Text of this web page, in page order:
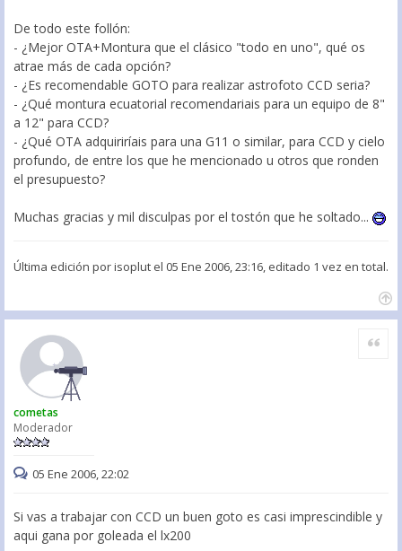
De todo este follón:
- ¿Mejor OTA+Montura que el clásico "todo en uno", qué os
atrae más de cada opción?
- ¿Es recomendable GOTO para realizar astrofoto CCD seria?
- ¿Qué montura ecuatorial recomendariais para un equipo de 8"
a 12" para CCD?
- ¿Qué OTA adquiriríais para una G11 o similar, para CCD y cielo
profundo, de entre los que he mencionado u otros que ronden
el presupuesto?
Muchas gracias y mil disculpas por el tostón que he soltado...
Última edición porisoplut el 05 Ene 2006, 23:16, editado 1 vez en total.
cometas
Moderador
Citar
05 Ene 2006, 22:02
Si vas a trabajar con CCD un buen goto es casi imprescindible y
aqui gana por goleada el lx200